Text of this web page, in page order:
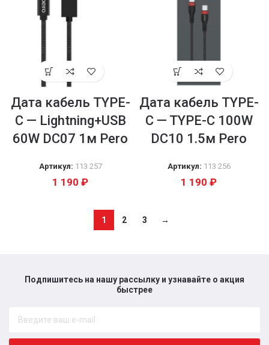
Дата кабель TYPE-
C — Lightning+USB
60W DC07 1м Pero
Артикул: 113 257
1 190 ₽
Дата кабель TYPE-
C — TYPE-C 100W
DC10 1.5м Pero
Артикул: 113 256
1 190 ₽
1 2 3 →
Подпишитесь на нашу рассылку и узнавайте о акция
быстрее​